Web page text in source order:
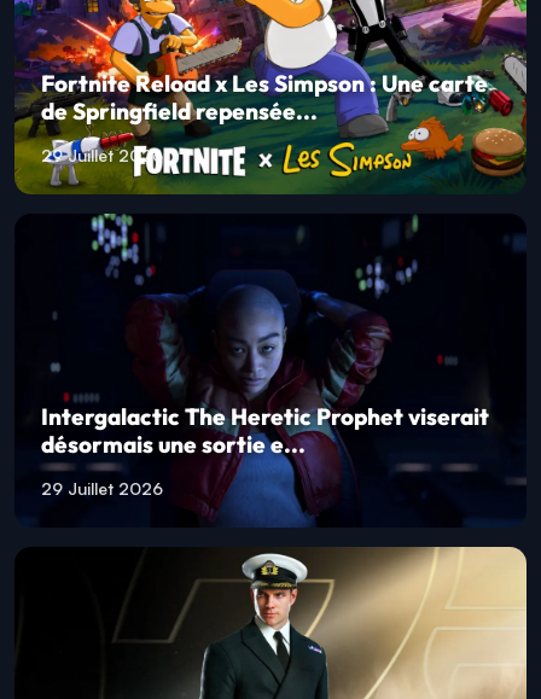
Fortnite Reload x Les Simpson : Une carte
de Springfield repensée...
29 Juillet 2026
Intergalactic The Heretic Prophet viserait
désormais une sortie e...
29 Juillet 2026